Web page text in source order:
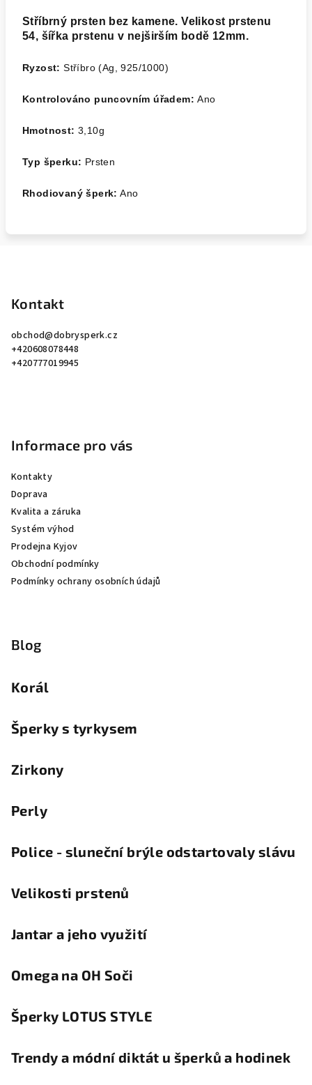
Stříbrný prsten bez kamene. Velikost prstenu
54, šířka prstenu v nejširším bodě 12mm.
Ryzost:Stříbro (Ag, 925/1000)
Kontrolováno puncovním úřadem:Ano
Hmotnost: 3,10g
Typ šperku: Prsten
Rhodiovaný šperk: Ano
Kontakt
obchod@dobrysperk.cz
+420608078448
+420777019945
Informace pro vás
Kontakty
Doprava
Kvalita a záruka
Systém výhod
Prodejna Kyjov
Obchodní podmínky
Podmínky ochrany osobních údajů
Blog
Korál
Šperky s tyrkysem
Zirkony
Perly
Police - sluneční brýle odstartovaly slávu
Velikosti prstenů
Jantar a jeho využití
Omega na OH Soči
Šperky LOTUS STYLE
Trendy a módní diktát u šperků a hodinek